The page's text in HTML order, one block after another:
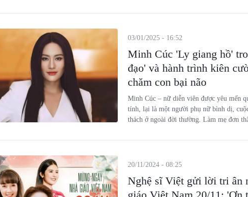
Minh Cúc 'Ly giang hồ'
đạo' và hành trình kiên
chăm con bại não
03/01/2025 - 16:52
Minh Cúc – nữ diễn viên được yêu mến
tính, lại là một người phụ nữ bình dị,
thách ở ngoài đời thường. Làm mẹ đơn
là một câu chuyện đầy cảm hứng, giống
Nghệ sĩ Việt gửi lời tri ân
giáo Việt Nam 20/11: 'Ơn
20/11/2024 - 08:25